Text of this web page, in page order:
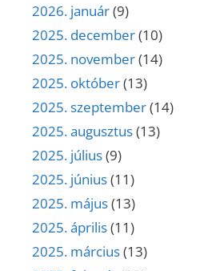
2026. január(9)
2025. december(10)
2025. november(14)
2025. október(13)
2025. szeptember(14)
2025. augusztus(13)
2025. július(9)
2025. június(11)
2025. május(13)
2025. április(11)
2025. március(13)